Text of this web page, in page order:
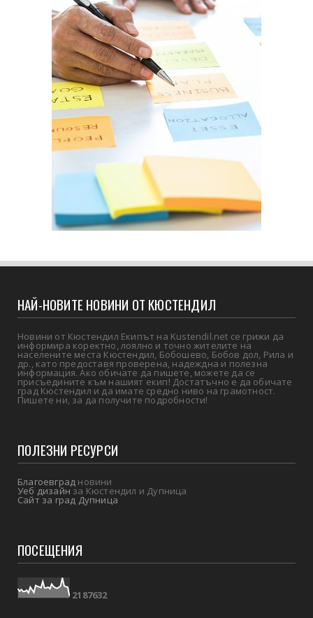
НАЙ-НОВИТЕ НОВИНИ ОТ КЮСТЕНДИЛ
Новини от Кюстендил Екипът на Kustendil.net се грижи да
информира коректно, лоялно и точно жителите на
населените места Кюстендил, Бобошево, Бобов дол, Рила и
др., като предоставя проверена, надеждна и полезна
информация. Ако обичате да пишете, можете да се
присъедините към нашият екип! Достатъчно е да обичате
град Кюстендил и да имате средно ниво на грамотност.
Пишете ни, за да получите подробности!
ПОЛЕЗНИ РЕСУРСИ
Благоевград новини
Уеб дизайнза Кюстендил и Дупница
Сайт за град Дупница
ПОСЕЩЕНИЯ
21 87632